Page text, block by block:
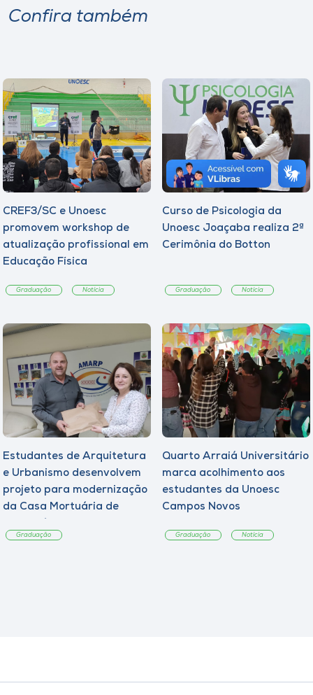
Confira também
CREF3/SC e Unoesc
promovem workshop de
atualização profissional em
Educação Física
Graduação Notícia
Curso de Psicologia da
Unoesc Joaçaba realiza 2ª
Cerimônia do Botton
Graduação Notícia
Estudantes de Arquitetura
e Urbanismo desenvolvem
projeto para modernização
da Casa Mortuária de
Graduação
Quarto Arraiá Universitário
marca acolhimento aos
estudantes da Unoesc
Campos Novos
Graduação Notícia